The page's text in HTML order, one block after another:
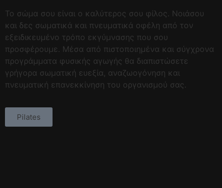
Τ ο σώμα σου είναι ο καλύτερος σου φίλος. Νοιάσου
και δες σωματικά και πνευματικά οφέλη από τον
εξειδικευμένο τρόπο εκγύμνασης που σου
προσφέρουμε. Μέσα από πιστοποιημένα και σύγχρονα
προγράμματα φυσικής αγωγής θα διαπιστώσετε
γρήγορα σωματική ευεξία, αναζωογόνηση και
πνευματική επανεκκίνηση του οργανισμού σας.
Pilates